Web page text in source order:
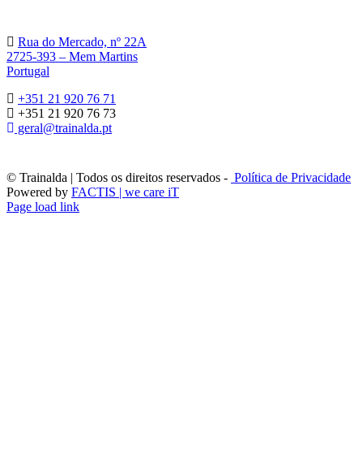
Rua do Mercado, nº 22A
2725-393 – Mem Martins
Portugal
+351 21 920 76 71
+351 21 920 76 73
geral@trainalda.pt
© Trainalda | Todos os direitos reservados - Política de Privacidade
Powered by FACTIS | we care iT
Page load link